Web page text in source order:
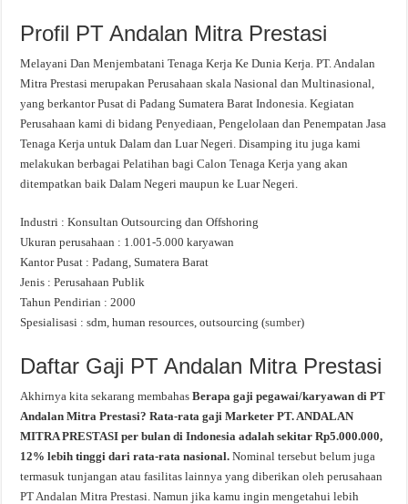
Profil PT Andalan Mitra Prestasi
Melayani Dan Menjembatani Tenaga Kerja Ke Dunia Kerja. PT. Andalan
Mitra Prestasi merupakan Perusahaan skala Nasional dan Multinasional,
yang berkantor Pusat di Padang Sumatera Barat Indonesia. Kegiatan
Perusahaan kami di bidang Penyediaan, Pengelolaan dan Penempatan Jasa
Tenaga Kerja untuk Dalam dan Luar Negeri. Disamping itu juga kami
melakukan berbagai Pelatihan bagi Calon Tenaga Kerja yang akan
ditempatkan baik Dalam Negeri maupun ke Luar Negeri.
Industri : Konsultan Outsourcing dan Offshoring
Ukuran perusahaan : 1.001-5.000 karyawan
Kantor Pusat : Padang, Sumatera Barat
Jenis : Perusahaan Publik
Tahun Pendirian : 2000
Spesialisasi : sdm, human resources, outsourcing (sumber)
Daftar Gaji PT Andalan Mitra Prestasi
Akhirnya kita sekarang membahasBerapa gaji pegawai/karyawan di PT
Andalan Mitra Prestasi? Rata-rata gaji Marketer PT. ANDALAN
MITRA PRESTASI per bulan di Indonesia adalah sekitar Rp5.000.000,
12% lebih tinggi dari rata-rata nasional.Nominal tersebut belum juga
termasuk tunjangan atau fasilitas lainnya yang diberikan oleh perusahaan
PT Andalan Mitra Prestasi. Namun jika kamu ingin mengetahui lebih